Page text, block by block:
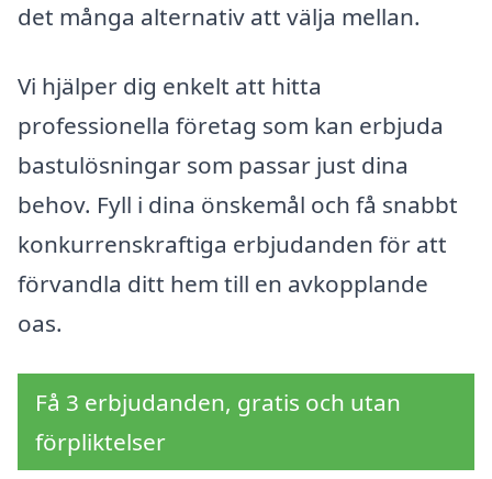
det många alternativ att välja mellan.
Vi hjälper dig enkelt att hitta
professionella företag som kan erbjuda
bastulösningar som passar just dina
behov. Fyll i dina önskemål och få snabbt
konkurrenskraftiga erbjudanden för att
förvandla ditt hem till en avkopplande
oas.
Få 3 erbjudanden, gratis och utan
förpliktelser